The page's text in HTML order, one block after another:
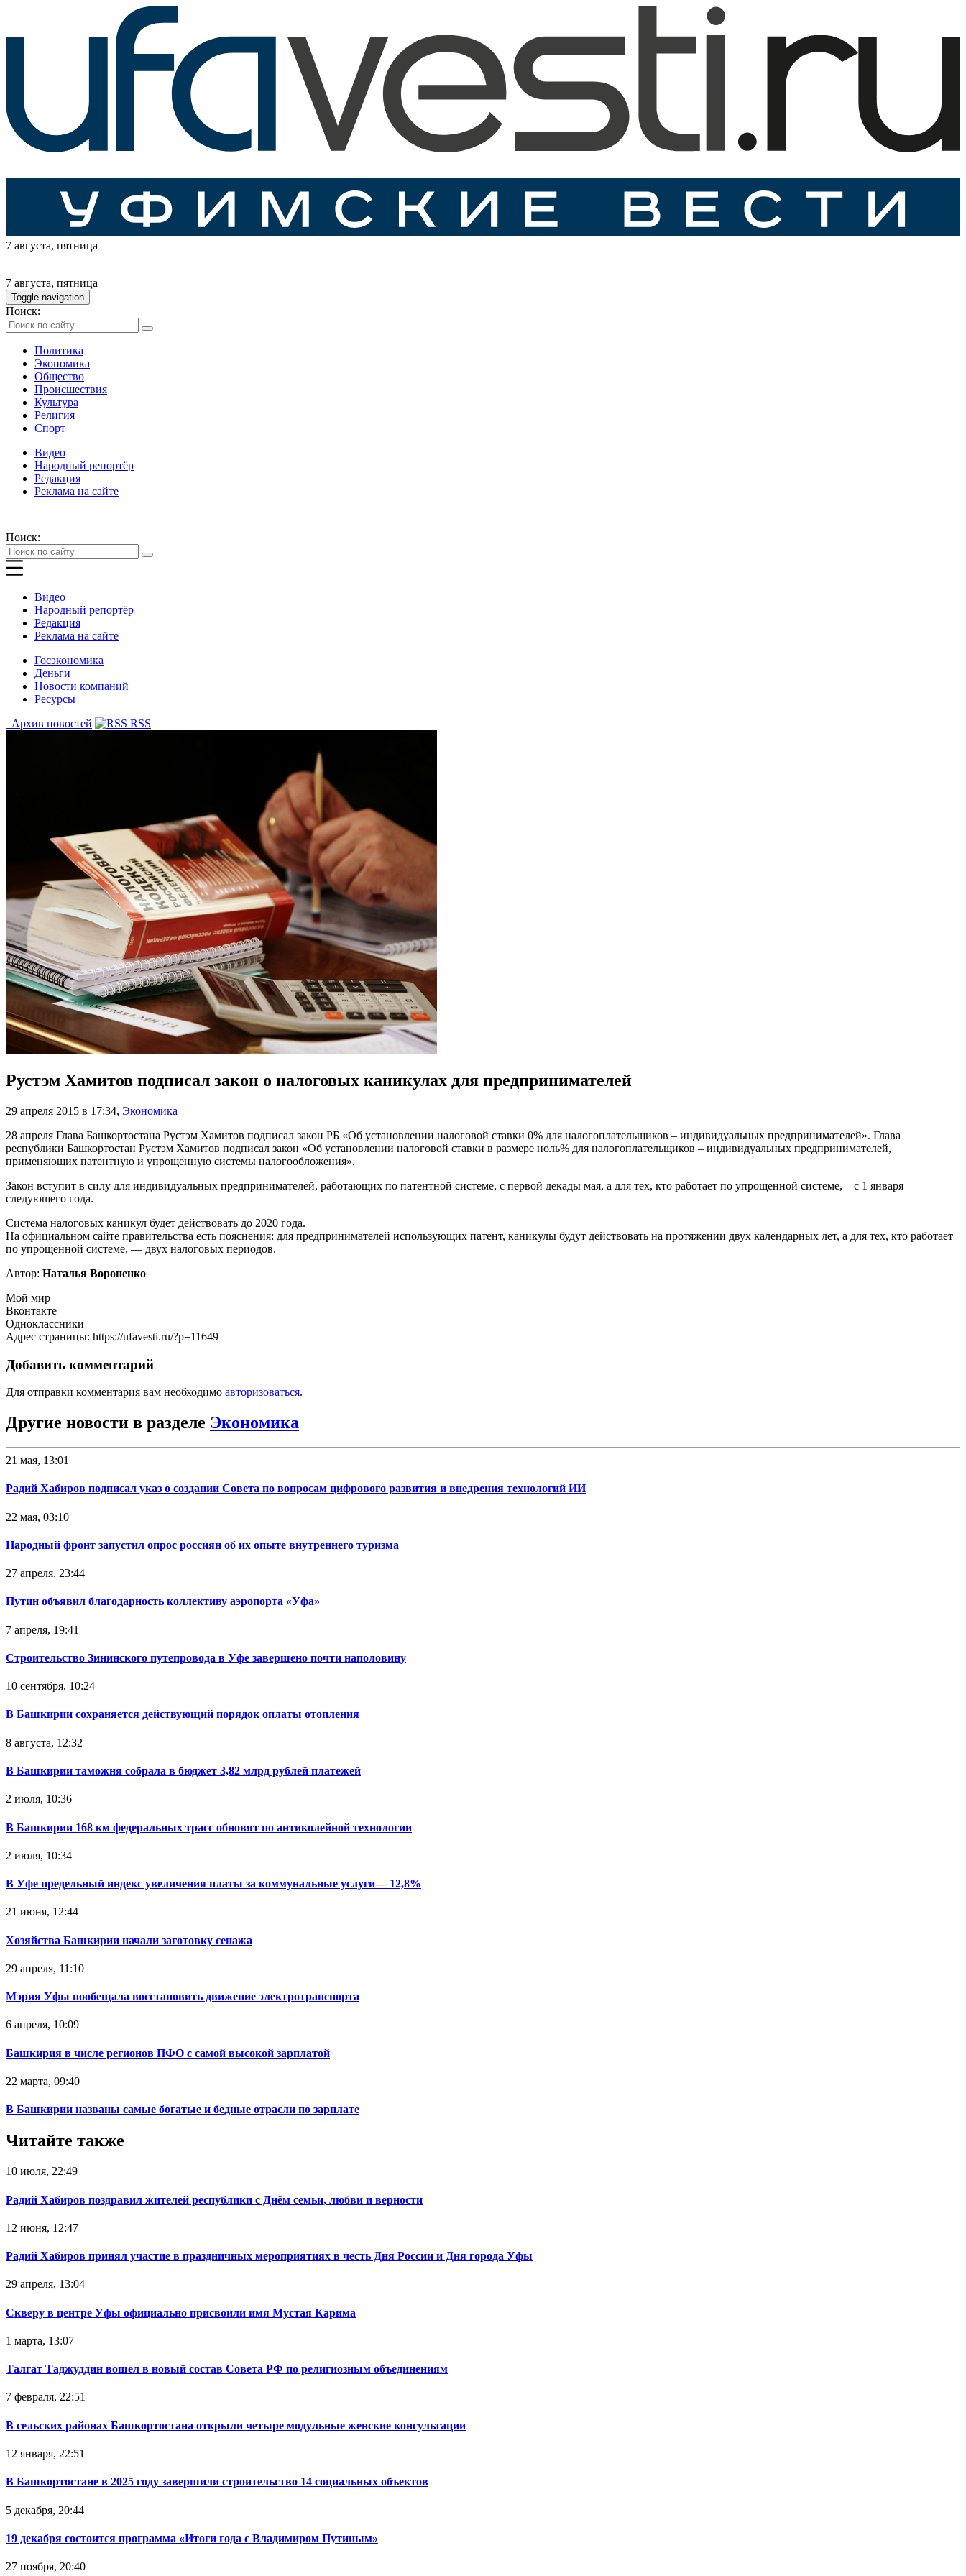
7 августа, пятница
7 августа, пятница
Toggle navigation
Поиск:
Политика
Экономика
Общество
Происшествия
Культура
Религия
Спорт
Видео
Народный репортёр
Редакция
Реклама на сайте
Поиск:
Видео
Народный репортёр
Редакция
Реклама на сайте
Госэкономика
Деньги
Новости компаний
Ресурсы
Архив новостей
RSS
Рустэм Хамитов подписал закон о налоговых каникулах для предпринимателей
29 апреля 2015 в 17:34, Экономика
28 апреля Глава Башкортостана Рустэм Хамитов подписал закон РБ «Об установлении налоговой ставки 0% для налогоплательщиков – индивидуальных предпринимателей». Глава
республики Башкортостан Рустэм Хамитов подписал закон «Об установлении налоговой ставки в размере ноль% для налогоплательщиков – индивидуальных предпринимателей,
применяющих патентную и упрощенную системы налогообложения».
Закон вступит в силу для индивидуальных предпринимателей, работающих по патентной системе, с первой декады мая, а для тех, кто работает по упрощенной системе, – с 1 января
следующего года.
Система налоговых каникул будет действовать до 2020 года.
На официальном сайте правительства есть пояснения: для предпринимателей использующих патент, каникулы будут действовать на протяжении двух календарных лет, а для тех, кто работает
по упрощенной системе, — двух налоговых периодов.
Автор: Наталья Вороненко
Мой мир
Вконтакте
Одноклассники
Адрес страницы: https://ufavesti.ru/?p=11649
Добавить комментарий
Для отправки комментария вам необходимо авторизоваться.
Другие новости в разделе Экономика
21 мая, 13:01
Радий Хабиров подписал указ о создании Совета по вопросам цифрового развития и внедрения технологий ИИ
22 мая, 03:10
Народный фронт запустил опрос россиян об их опыте внутреннего туризма
27 апреля, 23:44
Путин объявил благодарность коллективу аэропорта «Уфа»
7 апреля, 19:41
Строительство Зининского путепровода в Уфе завершено почти наполовину
10 сентября, 10:24
В Башкирии сохраняется действующий порядок оплаты отопления
8 августа, 12:32
В Башкирии таможня собрала в бюджет 3,82 млрд рублей платежей
2 июля, 10:36
В Башкирии 168 км федеральных трасс обновят по антиколейной технологии
2 июля, 10:34
В Уфе предельный индекс увеличения платы за коммунальные услуги— 12,8%
21 июня, 12:44
Хозяйства Башкирии начали заготовку сенажа
29 апреля, 11:10
Мэрия Уфы пообещала восстановить движение электротранспорта
6 апреля, 10:09
Башкирия в числе регионов ПФО с самой высокой зарплатой
22 марта, 09:40
В Башкирии названы самые богатые и бедные отрасли по зарплате
Читайте также
10 июля, 22:49
Радий Хабиров поздравил жителей республики с Днём семьи, любви и верности
12 июня, 12:47
Радий Хабиров принял участие в праздничных мероприятиях в честь Дня России и Дня города Уфы
29 апреля, 13:04
Скверу в центре Уфы официально присвоили имя Мустая Карима
1 марта, 13:07
Талгат Таджуддин вошел в новый состав Совета РФ по религиозным объединениям
7 февраля, 22:51
В сельских районах Башкортостана открыли четыре модульные женские консультации
12 января, 22:51
В Башкортостане в 2025 году завершили строительство 14 социальных объектов
5 декабря, 20:44
19 декабря состоится программа «Итоги года с Владимиром Путиным»
27 ноября, 20:40